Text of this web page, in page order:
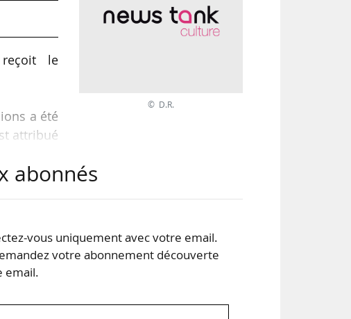
reçoit le
a été
attribué
en
Grant
© D.R.
abonnés
vous uniquement avec votre email.
votre abonnement découverte
email.